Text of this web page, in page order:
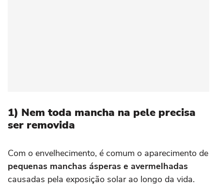
1) Nem toda mancha na pele precisa
ser removida
Com o envelhecimento, é comum o aparecimento de
pequenas manchas ásperas e avermelhadas
causadas pela exposição solar ao longo da vida.